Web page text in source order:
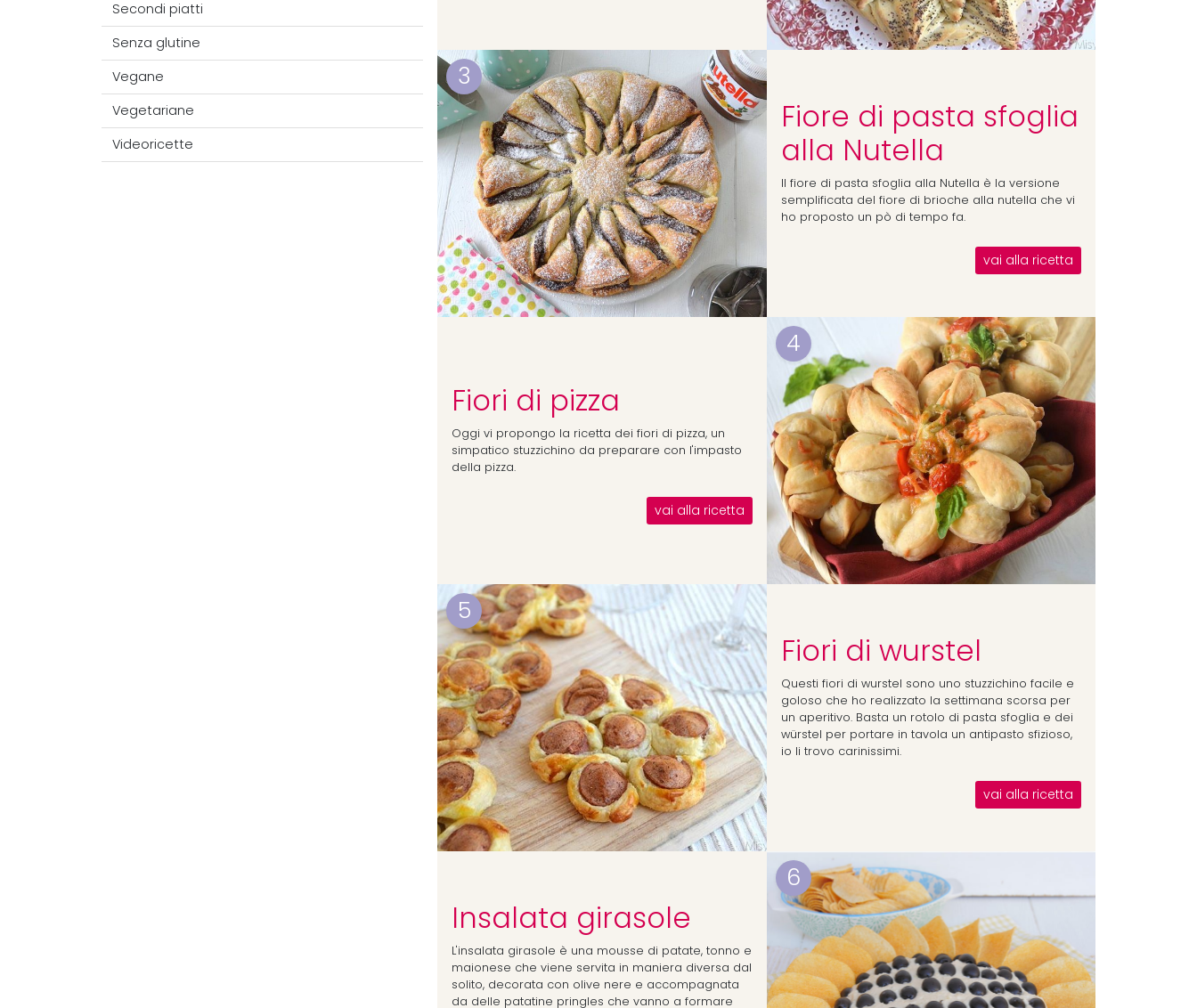
Secondi piatti
Senza glutine
Vegane
Vegetariane
Videoricette
3
Fiore di pasta sfoglia
alla Nutella
Il fiore di pasta sfoglia alla Nutella è la versione
semplificata del fiore di brioche alla nutella che vi
ho proposto un pò di tempo fa.
vai alla ricetta
4
Fiori di pizza
Oggi vi propongo la ricetta dei fiori di pizza, un
simpatico stuzzichino da preparare con l'impasto
della pizza.
vai alla ricetta
5
Fiori di wurstel
Questi fiori di wurstel sono uno stuzzichino facile e
goloso che ho realizzato la settimana scorsa per
un aperitivo. Basta un rotolo di pasta sfoglia e dei
würstel per portare in tavola un antipasto sfizioso,
io li trovo carinissimi.
vai alla ricetta
6
Insalata girasole
L'insalata girasole è una mousse di patate, tonno e
maionese che viene servita in maniera diversa dal
solito, decorata con olive nere e accompagnata
da delle patatine pringles che vanno a formare